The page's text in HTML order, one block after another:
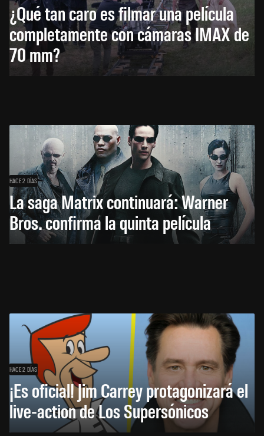
¿Qué tan caro es filmar una película
completamente con cámaras IMAX de
70 mm?
HACE 2 DÍAS
La saga Matrix continuará: Warner
Bros. confirma la quinta película
HACE 2 DÍAS
¡Es oficial! Jim Carrey protagonizará el
live-action de Los Supersónicos